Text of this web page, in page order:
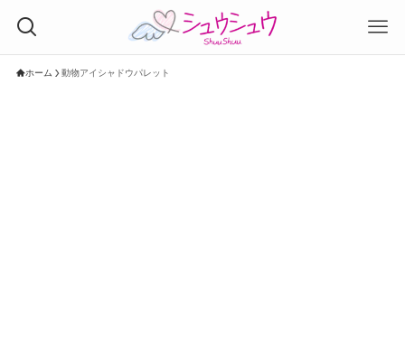
ホーム 動物アイシャドウパレット